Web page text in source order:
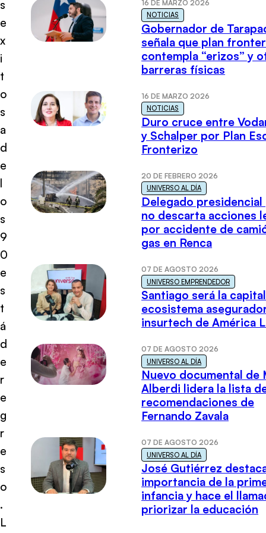
s
e
x
i
t
o
s
a
d
e
l
o
s
9
0
e
s
t
á
d
e
r
e
g
r
e
s
o
.
L
16 DE MARZO 2026
NOTICIAS
Gobernador de
señala que plan
contempla “erizos” y
barreras físicas
16 DE MARZO 2026
NOTICIAS
Duro cruce entre
y Schalper por Plan
Fronterizo
20 DE FEBRERO 2026
UNIVERSO AL DÍA
Delegado presidencial
no descarta acciones
por accidente de
gas en Renca
07 DE AGOSTO 2026
UNIVERSO EMPRENDEDOR
Santiago será la
ecosistema
insurtech de América
07 DE AGOSTO 2026
UNIVERSO AL DÍA
Nuevo documental de
Alberdi lidera la lista
recomendaciones de
Fernando Zavala
07 DE AGOSTO 2026
UNIVERSO AL DÍA
José Gutiérrez
importancia de la
infancia y hace el
priorizar la educación